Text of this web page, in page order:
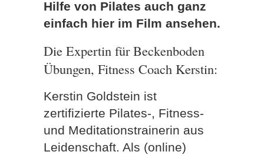
Hilfe von Pilates auch ganz
einfach hier im Film ansehen.
Die Expertin für Beckenboden
Übungen, Fitness Coach Kerstin:
Kerstin Goldstein ist
zertifizierte Pilates-, Fitness-
und Meditationstrainerin aus
Leidenschaft. Als (online)